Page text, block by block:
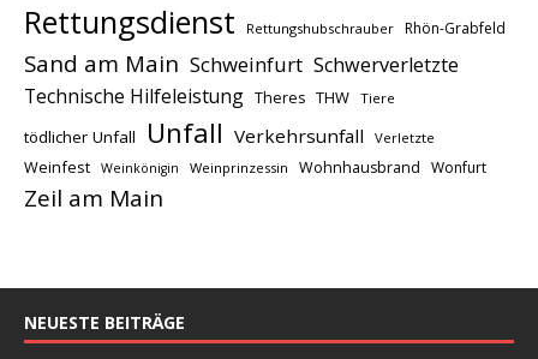
Rettungsdienst Rettungshubschrauber Rhön-Grabfeld
Sand am Main Schweinfurt Schwerverletzte
Technische Hilfeleistung Theres THW Tiere
tödlicher Unfall Unfall Verkehrsunfall Verletzte
Weinfest Weinkönigin Weinprinzessin Wohnhausbrand Wonfurt
Zeil am Main
NEUESTE BEITRÄGE